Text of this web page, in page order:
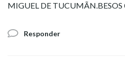
MIGUEL DE TUCUMÃN.BESOS
Responder